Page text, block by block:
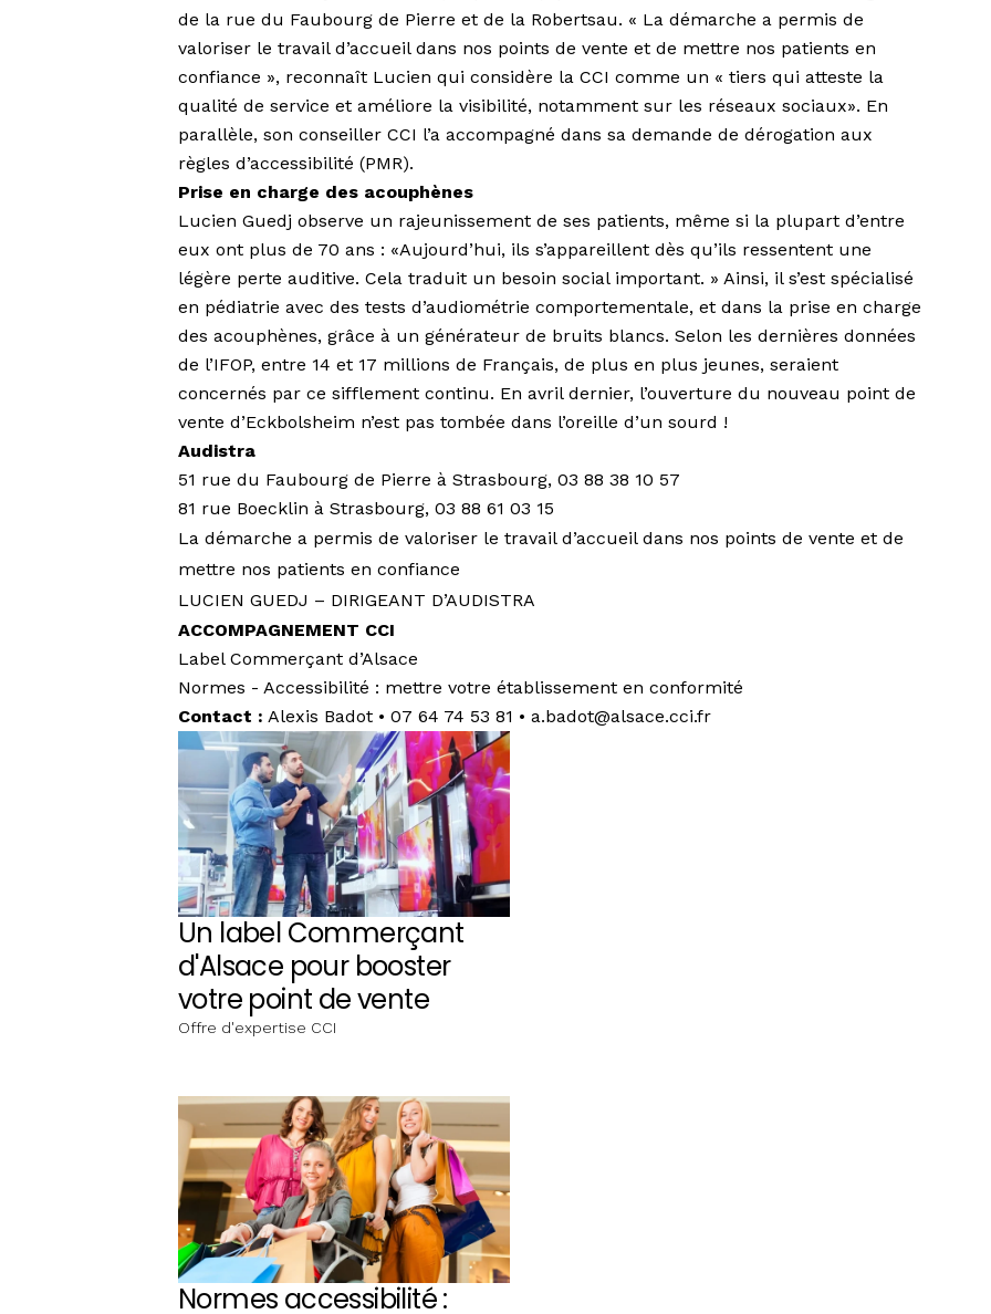
de la rue du Faubourg de Pierre et de la Robertsau. « La démarche a permis de
valoriser le travail d’accueil dans nos points de vente et de mettre nos patients en
confiance », reconnaît Lucien qui considère la CCI comme un « tiers qui atteste la
qualité de service et améliore la visibilité, notamment sur les réseaux sociaux». En
parallèle, son conseiller CCI l’a accompagné dans sa demande de dérogation aux
règles d’accessibilité (PMR).
Prise en charge des acouphènes
Lucien Guedj observe un rajeunissement de ses patients, même si la plupart d’entre
eux ont plus de 70 ans : «Aujourd’hui, ils s’appareillent dès qu’ils ressentent une
légère perte auditive. Cela traduit un besoin social important. » Ainsi, il s’est spécialisé
en pédiatrie avec des tests d’audiométrie comportementale, et dans la prise en charge
des acouphènes, grâce à un générateur de bruits blancs. Selon les dernières données
de l’IFOP, entre 14 et 17 millions de Français, de plus en plus jeunes, seraient
concernés par ce sifflement continu. En avril dernier, l’ouverture du nouveau point de
vente d’Eckbolsheim n’est pas tombée dans l’oreille d’un sourd !
Audistra
51 rue du Faubourg de Pierre à Strasbourg, 03 88 38 10 57
81 rue Boecklin à Strasbourg, 03 88 61 03 15
La démarche a permis de valoriser le travail d’accueil dans nos points de vente et de
mettre nos patients en confiance
LUCIEN GUEDJ – DIRIGEANT D’AUDISTRA
ACCOMPAGNEMENT CCI
Label Commerçant d’Alsace
Normes - Accessibilité : mettre votre établissement en conformité
Contact : Alexis Badot • 07 64 74 53 81 • a.badot@alsace.cci.fr
Un label Commerçant
d'Alsace pour booster
votre point de vente
Offre d'expertise CCI
Normes accessibilité :